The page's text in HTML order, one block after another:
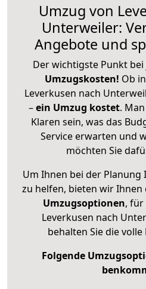
Umzug von
Unterweiler:
Angebote und
Der wichtigste Punkt
Umzugskosten! Ob
Leverkusen nach
–ein Umzug kostet.
Klaren sein, was das
Service erwarten und
möchten Sie
Um Ihnen bei der
zu helfen, bieten wir Ihnen
Umzugsoptionen, für
Leverkusen nach
behalten Sie die
Folgende